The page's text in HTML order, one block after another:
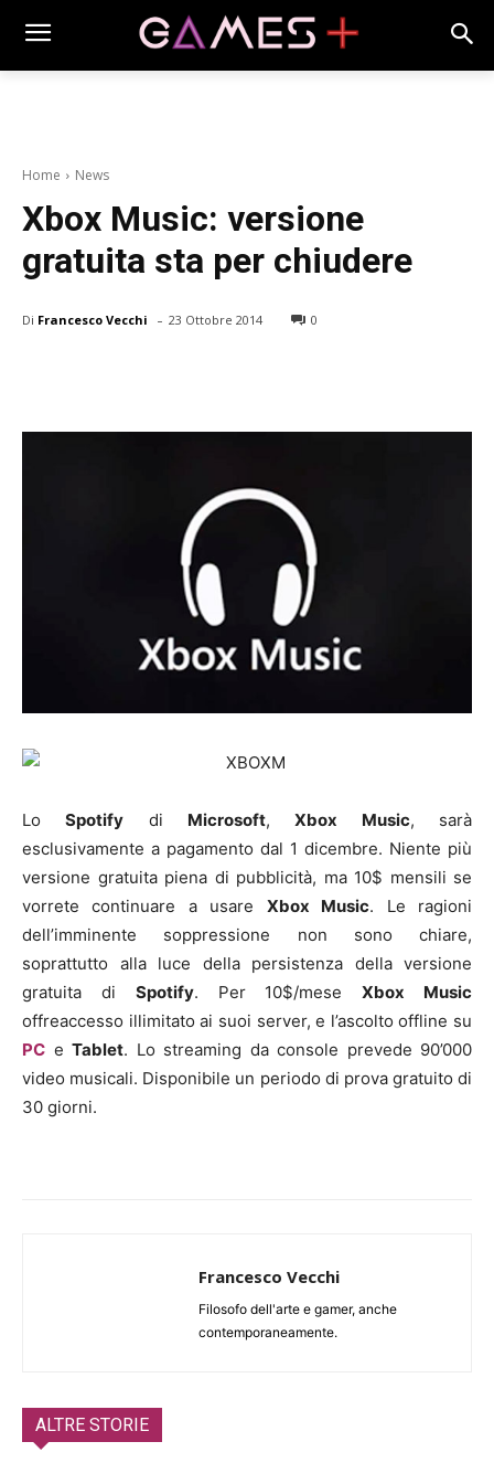
Home News
Xbox Music: versione
gratuita sta per chiudere
Di Francesco Vecchi - 23 Ottobre 2014 0
LoSpotify di Microsoft,Xbox Music, sarà
esclusivamente a pagamento dal 1 dicembre. Niente più
versione gratuita piena di pubblicità, ma 10$ mensili se
vorrete continuare a usare Xbox Music. Le ragioni
dell’imminente soppressione non sono chiare,
soprattutto alla luce della persistenza della versione
gratuita di Spotify. Per 10$/meseXbox Music
offreaccesso illimitato ai suoi server, e l’ascolto offline su
PC e Tablet. Lo streaming da console prevede 90’000
video musicali. Disponibile un periodo di prova gratuito di
30 giorni.
Francesco Vecchi
Filosofo dell'arte e gamer, anche
contemporaneamente.
ALTRE STORIE